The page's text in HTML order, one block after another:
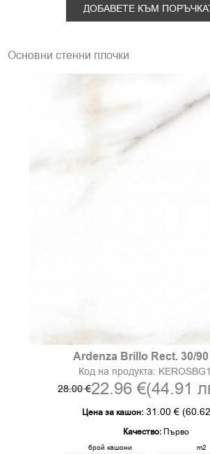
ДОБАВЕТЕ КЪМ
Основни стенни плочки
Ardenza Brillo Rect. 30/90
Код на продукта:
28.00 €22.96 €(44.91
Цена за кашон: 31.00 €
Качество:Първо
брой кашони m2